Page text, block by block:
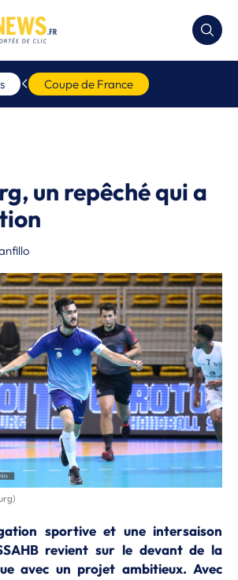
Coupe de France
un repêché qui a
sportive et une intersaison
revient sur le devant de la
avec un projet ambitieux. Avec